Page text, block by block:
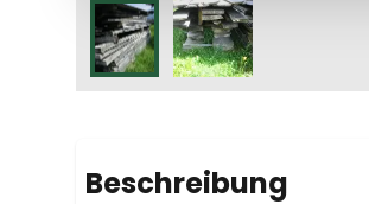
Beschreibung